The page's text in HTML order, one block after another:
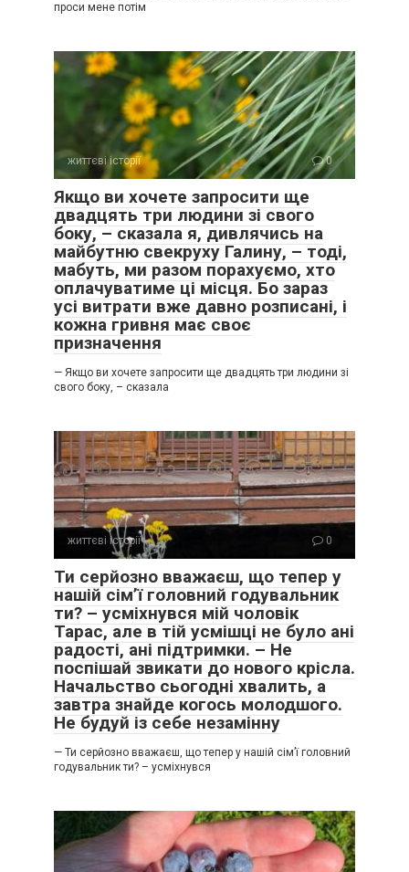
проси мене потім
життєві історії 0
Якщо ви хочете запросити ще
двадцять три людини зі свого
боку, – сказала я, дивлячись на
майбутню свекруху Галину, – тоді,
мабуть, ми разом порахуємо, хто
оплачуватиме ці місця. Бо зараз
усі витрати вже давно розписані, і
кожна гривня має своє
призначення
— Якщо ви хочете запросити ще двадцять три людини зі
свого боку, – сказала
життєві історії 0
Ти серйозно вважаєш, що тепер у
нашій сім’ї головний годувальник
ти? – усміхнувся мій чоловік
Тарас, але в тій усмішці не було ані
радості, ані підтримки. – Не
поспішай звикати до нового крісла.
Начальство сьогодні хвалить, а
завтра знайде когось молодшого.
Не будуй із себе незамінну
— Ти серйозно вважаєш, що тепер у нашій сім’ї головний
годувальник ти? – усміхнувся